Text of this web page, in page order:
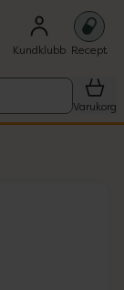
Kundklubb Recept
Varukorg